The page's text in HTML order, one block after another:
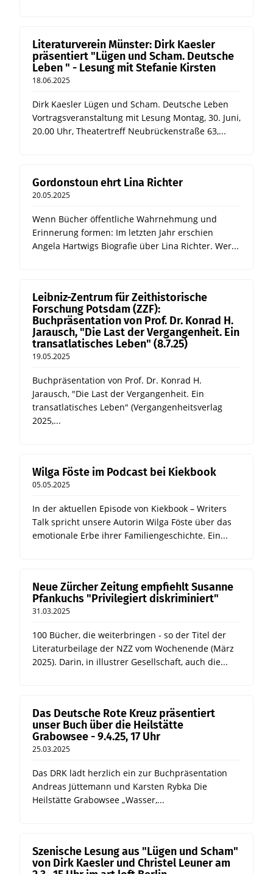
Literaturverein Münster: Dirk Kaesler
präsentiert "Lügen und Scham. Deutsche
Leben " - Lesung mit Stefanie Kirsten
18.06.2025
Dirk Kaesler Lügen und Scham. Deutsche Leben
Vortragsveranstaltung mit Lesung Montag, 30. Juni,
20.00 Uhr, Theatertreff Neubrückenstraße 63,...
Gordonstoun ehrt Lina Richter
20.05.2025
Wenn Bücher öffentliche Wahrnehmung und
Erinnerung formen: Im letzten Jahr erschien
Angela Hartwigs Biografie über Lina Richter. Wer...
Leibniz-Zentrum für Zeithistorische
Forschung Potsdam (ZZF):
Buchpräsentation von Prof. Dr. Konrad H.
Jarausch, "Die Last der Vergangenheit. Ein
transatlatisches Leben" (8.7.25)
19.05.2025
Buchpräsentation von Prof. Dr. Konrad H.
Jarausch, "Die Last der Vergangenheit. Ein
transatlatisches Leben" (Vergangenheitsverlag
2025,...
Wilga Föste im Podcast bei Kiekbook
05.05.2025
In der aktuellen Episode von Kiekbook – Writers
Talk spricht unsere Autorin Wilga Föste über das
emotionale Erbe ihrer Familiengeschichte. Ein...
Neue Zürcher Zeitung empfiehlt Susanne
Pfankuchs "Privilegiert diskriminiert"
31.03.2025
100 Bücher, die weiterbringen - so der Titel der
Literaturbeilage der NZZ vom Wochenende (März
2025). Darin, in illustrer Gesellschaft, auch die...
Das Deutsche Rote Kreuz präsentiert
unser Buch über die Heilstätte
Grabowsee - 9.4.25, 17 Uhr
25.03.2025
Das DRK lädt herzlich ein zur Buchpräsentation
Andreas Jüttemann und Karsten Rybka Die
Heilstätte Grabowsee „Wasser,...
Szenische Lesung aus "Lügen und Scham"
von Dirk Kaesler und Christel Leuner am